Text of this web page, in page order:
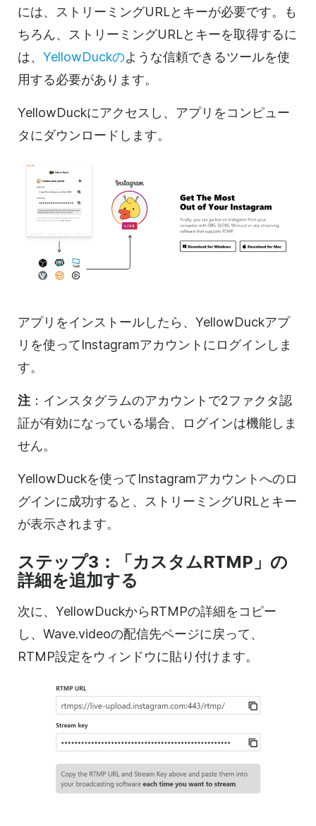
には、ストリーミングURLとキーが必要です。も
ちろん、ストリーミングURLとキーを取得するに
は、 YellowDuckのような信頼できるツールを使
用する必要があります。
YellowDuckにアクセスし、アプリをコンピュー
タにダウンロードします。
アプリをインストールしたら、YellowDuckアプ
リを使ってInstagramアカウントにログインしま
す。
注 ：インスタグラムのアカウントで2ファクタ認
証が有効になっている場合、ログインは機能しま
せん。
YellowDuckを使ってInstagramアカウントへのロ
グインに成功すると、ストリーミングURLとキー
が表示されます。
ステップ3：「カスタムRTMP」の
詳細を追加する
次に、YellowDuckからRTMPの詳細をコピー
し、Wave.videoの配信先ページに戻って、
RTMP設定をウィンドウに貼り付けます。